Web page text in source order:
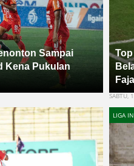
Sampai
Kena Pukulan
SABTU,
LIGA